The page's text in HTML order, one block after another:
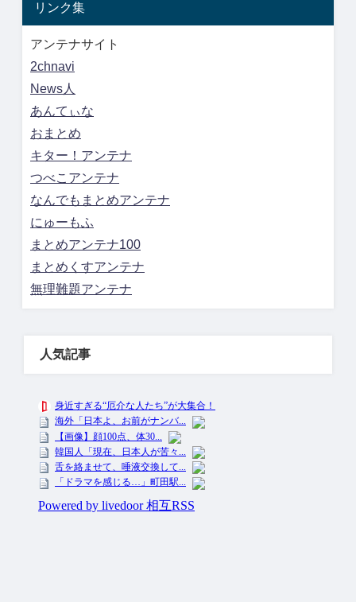
リンク集
アンテナサイト
2chnavi
News人
あんてぃな
おまとめ
キター！アンテナ
つべこアンテナ
なんでもまとめアンテナ
にゅーもふ
まとめアンテナ100
まとめくすアンテナ
無理難題アンテナ
人気記事